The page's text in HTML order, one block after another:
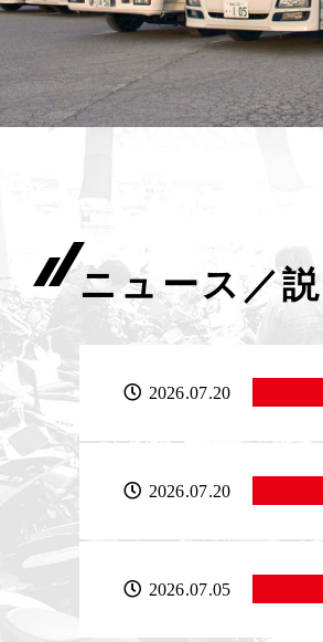
ニュース／
2026.07.20
2026.07.20
2026.07.05